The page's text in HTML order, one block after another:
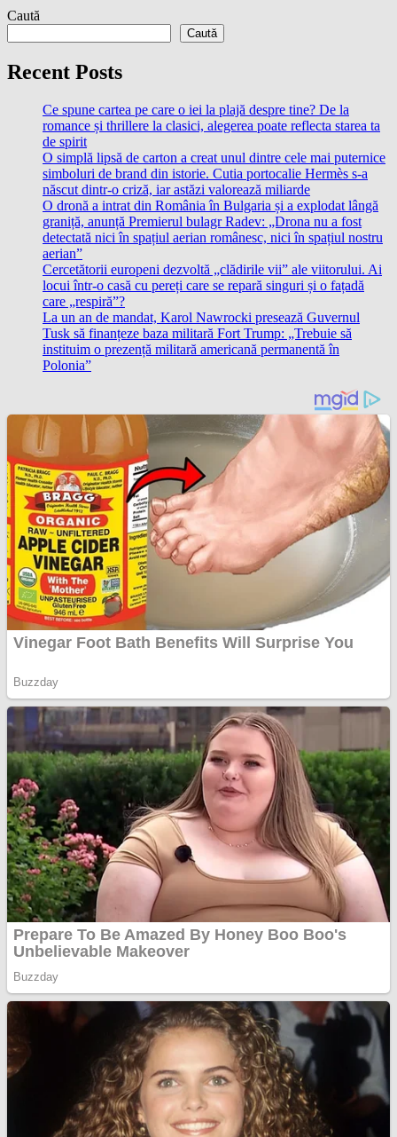
Caută
Caută
Recent Posts
Ce spune cartea pe care o iei la plajă despre tine? De la
romance și thrillere la clasici, alegerea poate reflecta starea ta
de spirit
O simplă lipsă de carton a creat unul dintre cele mai puternice
simboluri de brand din istorie. Cutia portocalie Hermès s-a
născut dintr-o criză, iar astăzi valorează miliarde
O dronă a intrat din România în Bulgaria și a explodat lângă
graniță, anunță Premierul bulagr Radev: „Drona nu a fost
detectată nici în spațiul aerian românesc, nici în spațiul nostru
aerian”
Cercetătorii europeni dezvoltă „clădirile vii” ale viitorului. Ai
locui într-o casă cu pereți care se repară singuri și o fațadă
care „respiră”?
La un an de mandat, Karol Nawrocki presează Guvernul
Tusk să finanțeze baza militară Fort Trump: „Trebuie să
instituim o prezență militară americană permanentă în
Polonia”